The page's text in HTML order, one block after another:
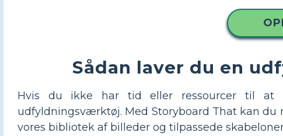
Sådan laver du en
Hvis du ikke har tid eller ressourcer til at
udfyldningsværktøj. Med Storyboard That kan
vores bibliotek af billeder og tilpassede